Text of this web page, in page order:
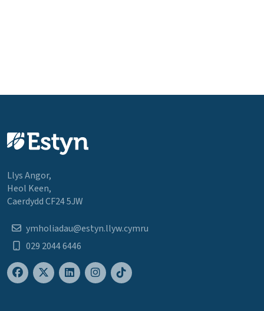
Llys Angor,
Heol Keen,
Caerdydd CF24 5JW
ymholiadau@estyn.llyw.cymru
029 2044 6446